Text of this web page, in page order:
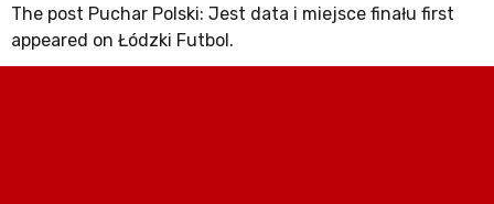
The post Puchar Polski: Jest data i miejsce finału first
appeared on Łódzki Futbol.